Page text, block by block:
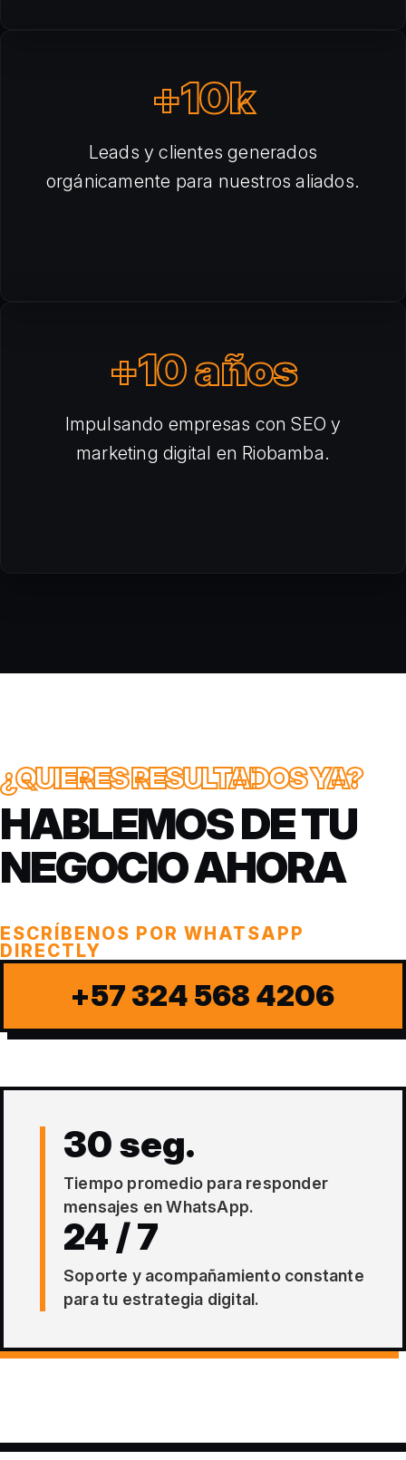
+10k
Leads y clientes generados
orgánicamente para nuestros aliados.
+10 años
Impulsando empresas con SEO y
marketing digital en Riobamba.
¿QUIERES RESULTADOS YA?
HABLEMOS DE TU
NEGOCIO AHORA
ESCRÍBENOS POR WHATSAPP
DIRECTLY
+57 324 568 4206
30 seg.
Tiempo promedio para responder
mensajes en WhatsApp.
24 / 7
Soporte y acompañamiento constante
para tu estrategia digital.